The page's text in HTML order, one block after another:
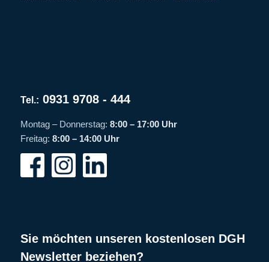
Tel.: 0931 9708 - 444
Montag – Donnerstag: 8:00 – 17:00 Uhr
Freitag: 8:00 – 14:00 Uhr
Sie möchten unseren kostenlosen DGH
Newsletter beziehen?